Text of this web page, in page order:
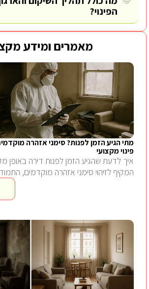
הפינוי?
מאמרים ומידע
מתי הגיע הזמן לפנות? סימני אזהרה
פינוי מקצועי
איך לדעת שהגיע הזמן לפנות דירה באופן
המקיף לזיהוי סימני אזהרה מוקדמים,